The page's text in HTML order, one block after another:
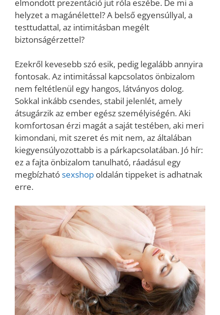
elmondott prezentáció jut róla eszébe. De mi a
helyzet a magánélettel? A belső egyensúllyal, a
testtudattal, az intimitásban megélt
biztonságérzettel?
Ezekről kevesebb szó esik, pedig legalább annyira
fontosak. Az intimitással kapcsolatos önbizalom
nem feltétlenül egy hangos, látványos dolog.
Sokkal inkább csendes, stabil jelenlét, amely
átsugárzik az ember egész személyiségén. Aki
komfortosan érzi magát a saját testében, aki meri
kimondani, mit szeret és mit nem, az általában
kiegyensúlyozottabb is a párkapcsolatában. Jó hír:
ez a fajta önbizalom tanulható, ráadásul egy
megbízhatósexshop oldalán tippeket is adhatnak
erre.